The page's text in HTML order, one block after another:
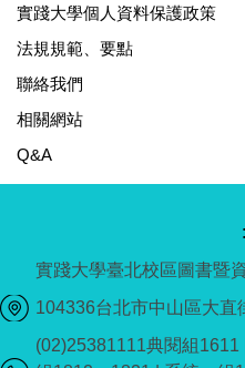
實踐大學個人資料保護政策
法規規範、要點
聯絡我們
相關網站
Q&A
實踐大學臺北校區圖書暨
104336台北市中山區大直
(02)25381111典閱組